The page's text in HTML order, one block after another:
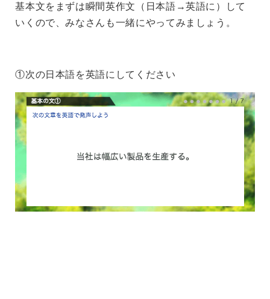
基本文をまずは瞬間英作文（日本語→英語に）して
いくので、みなさんも一緒にやってみましょう。
①次の日本語を英語にしてください